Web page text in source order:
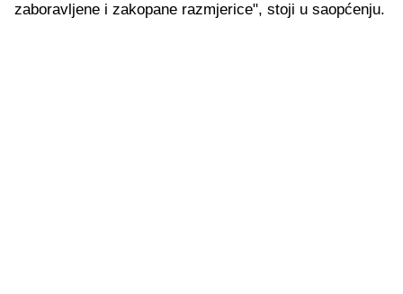
zaboravljene i zakopane razmjerice", stoji u saopćenju.